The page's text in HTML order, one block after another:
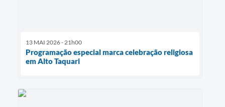
13 MAI 2026 - 21h00
Programação especial marca celebração religiosa
em Alto Taquari